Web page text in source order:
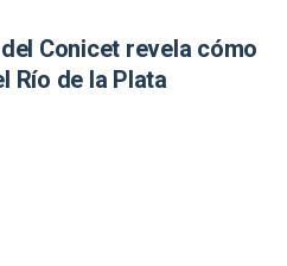
Conicet revela cómo
Río de la Plata